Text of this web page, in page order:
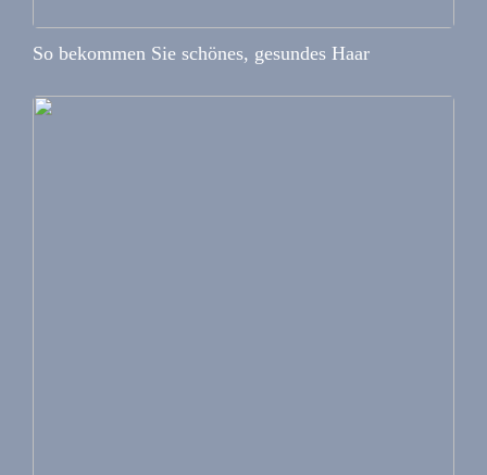
So bekommen Sie schönes, gesundes Haar